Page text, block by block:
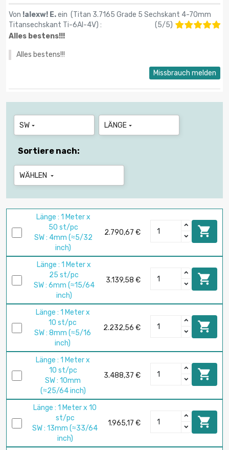
Von !alexw! E.ein (Titan 3.7165 Grade 5 Sechskant 4-70mm
Titansechskant Ti-6Al-4V) : (5/5)
Alles bestens!!!
Alles bestens!!!
Missbrauch melden
SW  LÄNGE 
Sortiere nach:
WÄHLEN 
Länge : 1 Meter x
50 st/pc
SW : 4mm (≈5/32
inch)
2.790,67 € 
Länge : 1 Meter x
25 st/pc
SW : 6mm (≈15/64
inch)
3.139,58 € 
Länge : 1 Meter x
10 st/pc
SW : 8mm (≈5/16
inch)
2.232,56 € 
Länge : 1 Meter x
10 st/pc
SW : 10mm
(≈25/64 inch)
3.488,37 € 
Länge : 1 Meter x 10
st/pc
SW : 13mm (≈33/64
inch)
1.965,17 € 